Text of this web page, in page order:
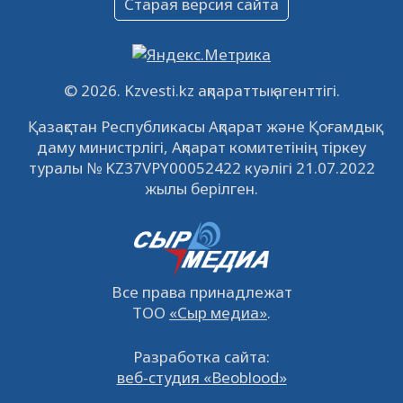
09.12.2022
Свободные рабочие места
встречу с инвесторами в Кызылорде 22
ноября
21.11.2022 14953 0
© 2026. Kzvesti.kz ақпараттық агенттігі.
Қазақстан Республикасы Ақпарат және Қоғамдық
даму министрлігі, Ақпарат комитетінің тіркеу
туралы № KZ37VPY00052422 куәлігі 21.07.2022
жылы берілген.
Все права принадлежат
ТОО «Сыр медиа».
Старая версия сайта
Разработка сайта:
веб-студия «Beoblood»